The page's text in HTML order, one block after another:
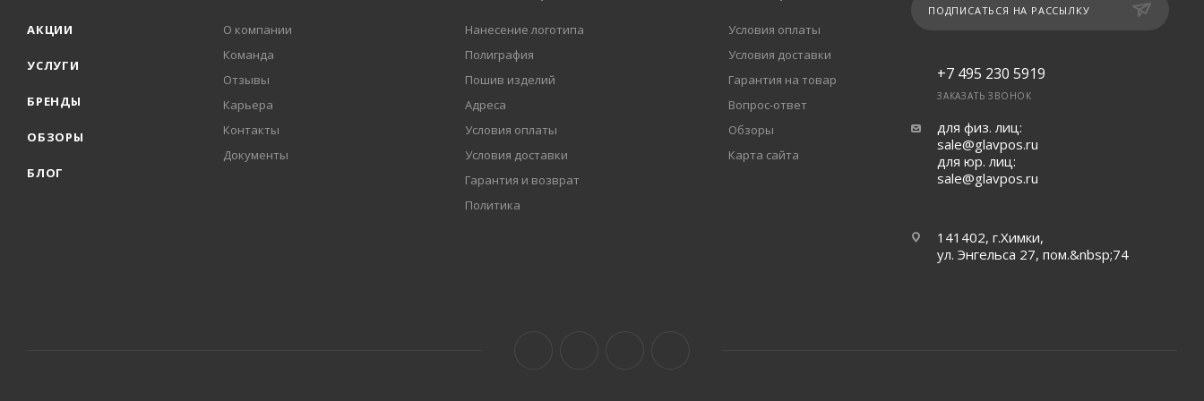
АКЦИИ
УСЛУГИ
БРЕНДЫ
ОБЗОРЫ
БЛОГ
О компании
Команда
Отзывы
Карьера
Контакты
Документы
Нанесение логотипа
Полиграфия
Пошив изделий
Адреса
Условия оплаты
Условия доставки
Гарантия и возврат
Политика
Условия оплаты
Условия доставки
Гарантия на товар
Вопрос-ответ
Обзоры
Карта сайта
ПОДПИСАТЬСЯ НА РАССЫЛКУ
+7 495 230 5919
ЗАКАЗАТЬ ЗВОНОК
для физ. лиц:
sale@glavpos.ru
для юр. лиц:
sale@glavpos.ru
141402, г.Химки,
ул. Энгельса 27, пом.&nbsp;74